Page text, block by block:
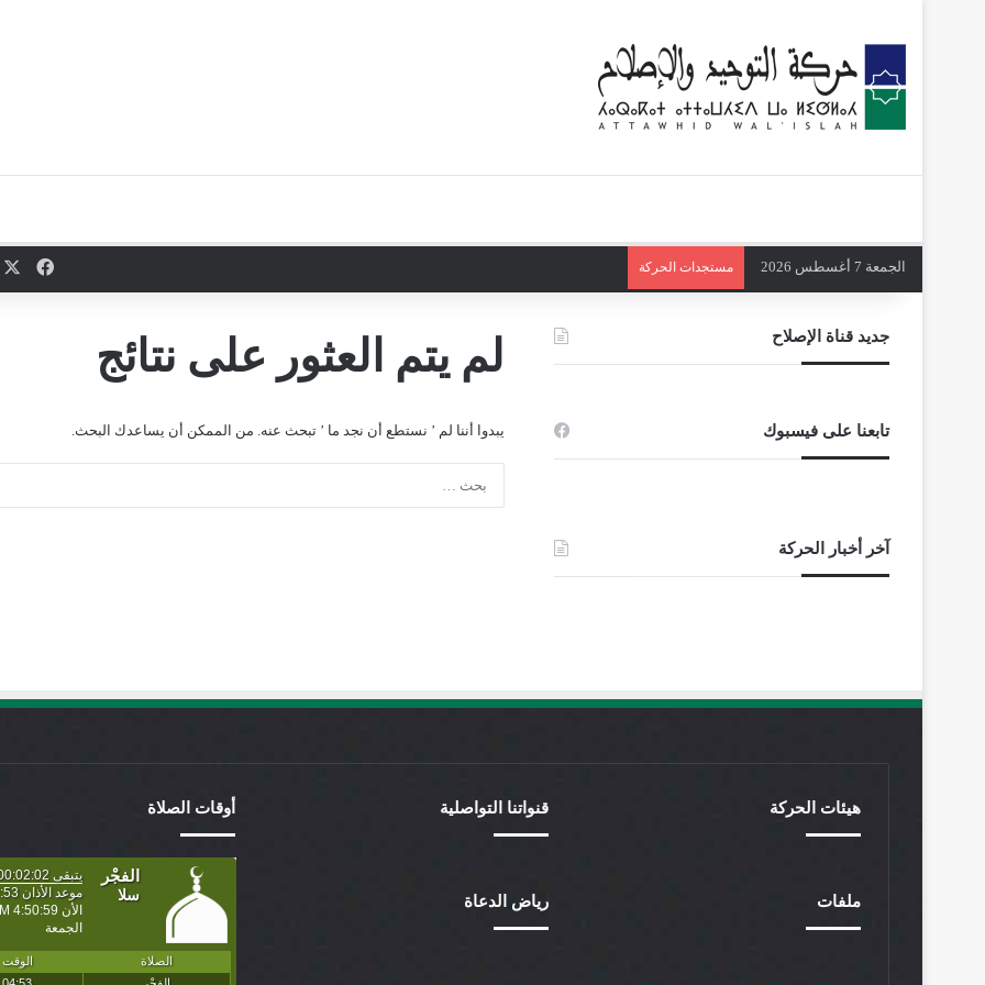
الجمعة 7 أغسطس 2026 مستجدات الحركة
لم يتم العثور على نتائج
يبدوا أننا لم ’ نستطع أن نجد ما ’ تبحث عنه. من الممكن أن يساعدك البحث.
جديد قناة الإصلاح
تابعنا على فيسبوك
آخر أخبار الحركة
هيئات الحركة
ملفات
قنواتنا التواصلية
رياض الدعاة
أوقات الصلاة